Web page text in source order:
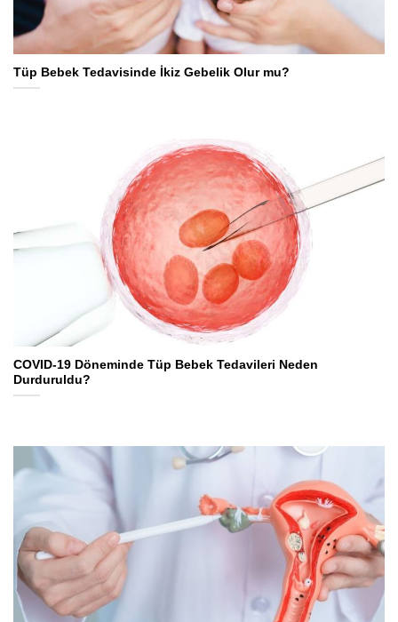
Tüp Bebek Tedavisinde İkiz Gebelik Olur mu?
COVID-19 Döneminde Tüp Bebek Tedavileri Neden
Durduruldu?